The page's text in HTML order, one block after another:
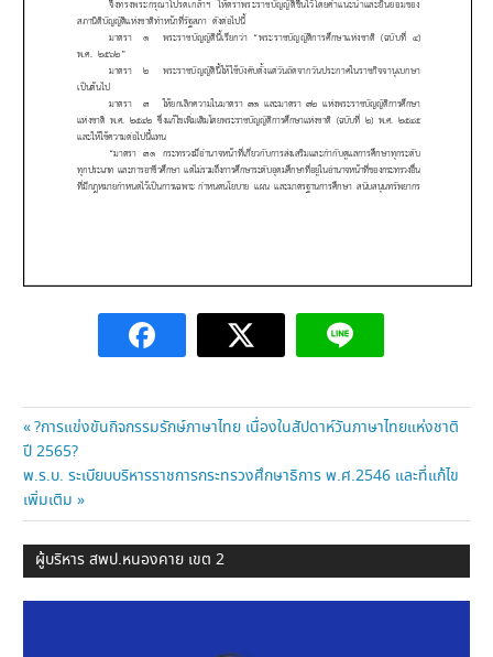
แนะแนว
เรื่อง
Previous
Post:
?การแข่งขันกิจกรรมรักษ์ภาษาไทย เนื่องในสัปดาห์วันภาษาไทยแห่งชาติ
ปี 2565?
Next
Post:
พ.ร.บ. ระเบียบบริหารราชการกระทรวงศึกษาธิการ พ.ศ.2546 และที่แก้ไข
เพิ่มเติม
ผู้บริหาร สพป.หนองคาย เขต 2